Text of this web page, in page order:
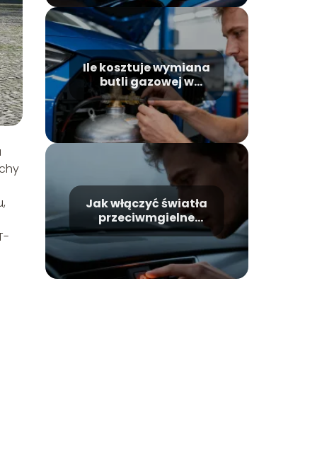
Ile kosztuje wymiana
butli gazowej w
samochodzie?
Jak włączyć światła
przeciwmgielne
tylne? Poradnik krok
po kroku